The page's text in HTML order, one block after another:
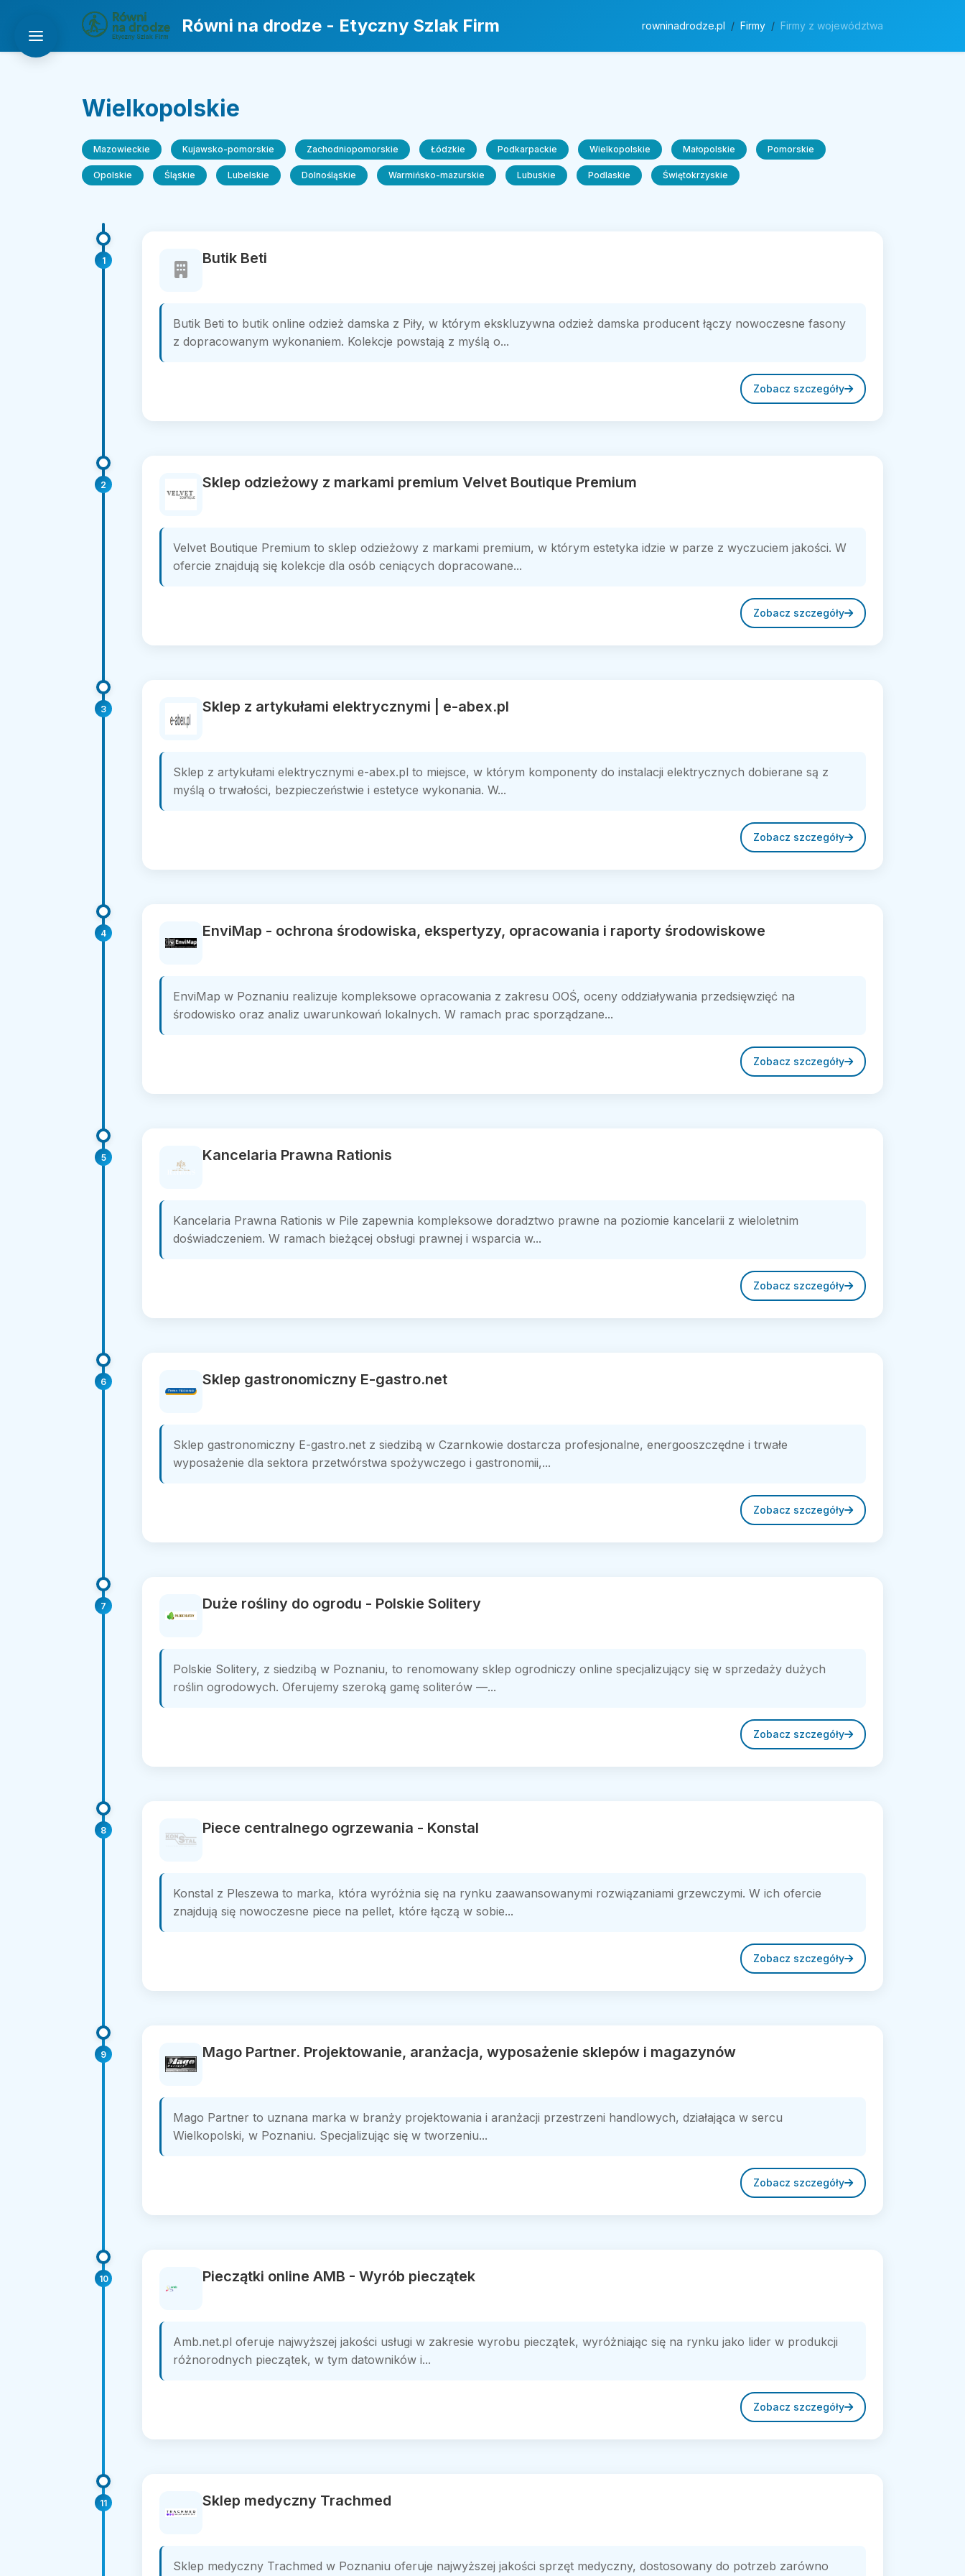
Równi na drodze - Etyczny Szlak Firm rowninadrodze.pl Firmy Firmy z województwa
Wielkopolskie
Mazowieckie Kujawsko-pomorskie Zachodniopomorskie Łódzkie Podkarpackie Wielkopolskie Małopolskie Pomorskie
Opolskie Śląskie Lubelskie Dolnośląskie Warmińsko-mazurskie Lubuskie Podlaskie Świętokrzyskie
1 Butik Beti
Butik Beti to butik online odzież damska z Piły, w którym ekskluzywna odzież damska producent łączy nowoczesne fasony
z dopracowanym wykonaniem. Kolekcje powstają z myślą o...
Zobacz szczegóły
2 Sklep odzieżowy z markami premium Velvet Boutique Premium
Velvet Boutique Premium to sklep odzieżowy z markami premium, w którym estetyka idzie w parze z wyczuciem jakości. W
ofercie znajdują się kolekcje dla osób ceniących dopracowane...
Zobacz szczegóły
3 Sklep z artykułami elektrycznymi | e-abex.pl
Sklep z artykułami elektrycznymi e-abex.pl to miejsce, w którym komponenty do instalacji elektrycznych dobierane są z
myślą o trwałości, bezpieczeństwie i estetyce wykonania. W...
Zobacz szczegóły
4 EnviMap - ochrona środowiska, ekspertyzy, opracowania i raporty środowiskowe
EnviMap w Poznaniu realizuje kompleksowe opracowania z zakresu OOŚ, oceny oddziaływania przedsięwzięć na
środowisko oraz analiz uwarunkowań lokalnych. W ramach prac sporządzane...
Zobacz szczegóły
5 Kancelaria Prawna Rationis
Kancelaria Prawna Rationis w Pile zapewnia kompleksowe doradztwo prawne na poziomie kancelarii z wieloletnim
doświadczeniem. W ramach bieżącej obsługi prawnej i wsparcia w...
Zobacz szczegóły
6 Sklep gastronomiczny E-gastro.net
Sklep gastronomiczny E-gastro.net z siedzibą w Czarnkowie dostarcza profesjonalne, energooszczędne i trwałe
wyposażenie dla sektora przetwórstwa spożywczego i gastronomii,...
Zobacz szczegóły
7 Duże rośliny do ogrodu - Polskie Solitery
Polskie Solitery, z siedzibą w Poznaniu, to renomowany sklep ogrodniczy online specjalizujący się w sprzedaży dużych
roślin ogrodowych. Oferujemy szeroką gamę soliterów —...
Zobacz szczegóły
8 Piece centralnego ogrzewania - Konstal
Konstal z Pleszewa to marka, która wyróżnia się na rynku zaawansowanymi rozwiązaniami grzewczymi. W ich ofercie
znajdują się nowoczesne piece na pellet, które łączą w sobie...
Zobacz szczegóły
9 Mago Partner. Projektowanie, aranżacja, wyposażenie sklepów i magazynów
Mago Partner to uznana marka w branży projektowania i aranżacji przestrzeni handlowych, działająca w sercu
Wielkopolski, w Poznaniu. Specjalizując się w tworzeniu...
Zobacz szczegóły
10 Pieczątki online AMB - Wyrób pieczątek
Amb.net.pl oferuje najwyższej jakości usługi w zakresie wyrobu pieczątek, wyróżniając się na rynku jako lider w produkcji
różnorodnych pieczątek, w tym datowników i...
Zobacz szczegóły
11 Sklep medyczny Trachmed
Sklep medyczny Trachmed w Poznaniu oferuje najwyższej jakości sprzęt medyczny, dostosowany do potrzeb zarówno